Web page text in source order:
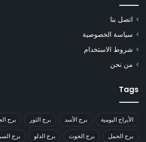
اتصل بنا
سياسة الخصوصية
شروط الاستخدام
من نحن
Tags
الأبراج اليومية برج الأسد برج الثور برج
برج الحمل برج الحوت برج الدلو برج